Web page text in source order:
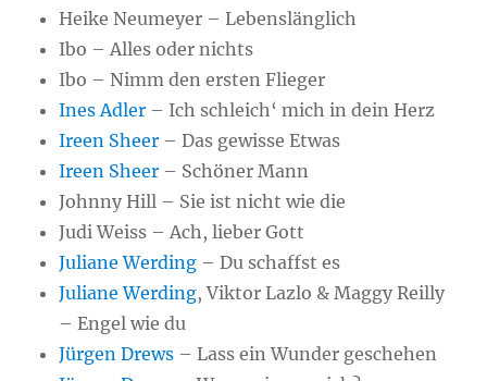
Heike Neumeyer – Lebenslänglich
Ibo – Alles oder nichts
Ibo – Nimm den ersten Flieger
Ines Adler – Ich schleich‘ mich in dein Herz
Ireen Sheer – Das gewisse Etwas
Ireen Sheer – Schöner Mann
Johnny Hill – Sie ist nicht wie die
Judi Weiss – Ach, lieber Gott
Juliane Werding – Du schaffst es
Juliane Werding, Viktor Lazlo & Maggy Reilly
– Engel wie du
Jürgen Drews – Lass ein Wunder geschehen